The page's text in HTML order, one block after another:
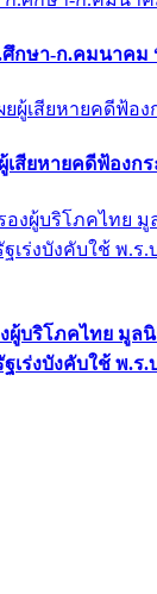
กษา-ก.คมนาคม
เสียหายคดีฟ้องก
ผู้บริโภคไทย มู
เร่งบังคับใช้ พ.